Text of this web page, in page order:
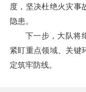
度，坚决杜绝火灾事
隐患。
下一步，大队将
紧盯重点领域、关键
定筑牢防线。